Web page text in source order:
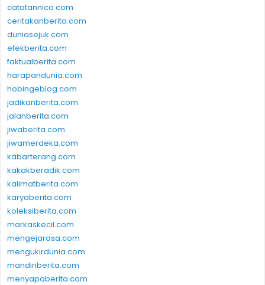
catatannico.com
ceritakanberita.com
duniasejuk.com
efekberita.com
faktualberita.com
harapandunia.com
hobingeblog.com
jadikanberita.com
jalanberita.com
jiwaberita.com
jiwamerdeka.com
kabarterang.com
kakakberadik.com
kalimatberita.com
karyaberita.com
koleksiberita.com
markaskecil.com
mengejarasa.com
mengukirdunia.com
mandiriberita.com
menyapaberita.com